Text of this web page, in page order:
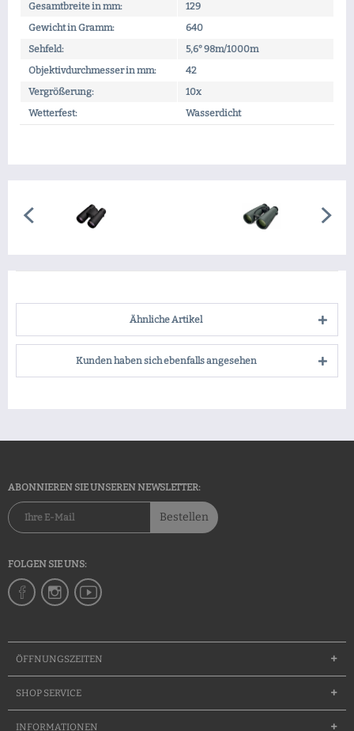
Gesamtbreite in mm:
129
Gewicht in Gramm:
640
Sehfeld:
5,6° 98m/1000m
Objektivdurchmesser in mm:
42
Vergrößerung:
10x
Wetterfest:
Wasserdicht
Ähnliche Artikel
Kunden haben sich ebenfalls angesehen
ABONNIEREN SIE UNSEREN NEWSLETTER:
Bestellen
FOLGEN SIE UNS:
ÖFFNUNGSZEITEN
SHOP SERVICE
INFORMATIONEN